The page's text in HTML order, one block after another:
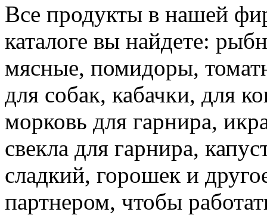
Все продукты в нашей
каталоге вы найдете:
мясные, помидоры,
для собак, кабачки, для
морковь для гарнира,
свекла для гарнира,
сладкий, горошек и
партнером, чтобы